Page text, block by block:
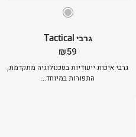
גרבי Tactical
₪59
גרבי איכות ייעודיות בטכנולוגיה מתקדמת,
התפורות במיוחד...